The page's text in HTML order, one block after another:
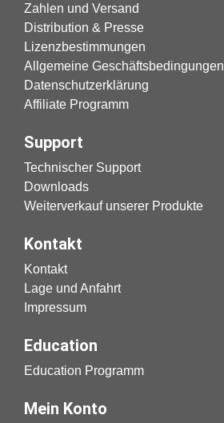
Zahlen und Versand
Distribution & Presse
Lizenzbestimmungen
Allgemeine Geschäftsbedingungen
Datenschutzerklärung
Affiliate Programm
Support
Technischer Support
Downloads
Weiterverkauf unserer Produkte
Kontakt
Kontakt
Lage und Anfahrt
Impressum
Education
Education Programm
Mein Konto